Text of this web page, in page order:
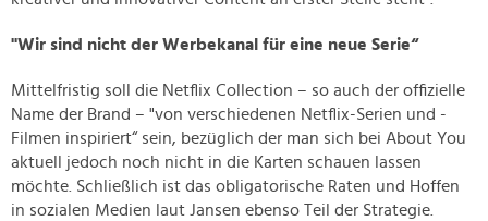
"Wir sind nicht der Werbekanal für eine neue Serie“
Mittelfristig soll die Netflix Collection – so auch der offizielle
Name der Brand – "von verschiedenen Netflix-Serien und -
Filmen inspiriert“ sein, bezüglich der man sich bei About You
aktuell jedoch noch nicht in die Karten schauen lassen
möchte. Schließlich ist das obligatorische Raten und Hoffen
in sozialen Medien laut Jansen ebenso Teil der Strategie.